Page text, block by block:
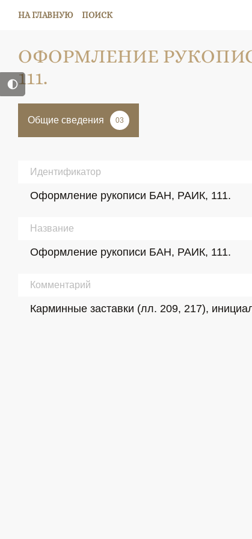
НА ГЛАВНУЮ ПОИСК
ОФОРМЛЕНИЕ
111.
Общие сведения 03
Идентификатор
Оформление рукописи БАН, РАИК, 111.
Название
Оформление рукописи БАН, РАИК, 111.
Комментарий
Карминные заставки (лл. 209, 217),